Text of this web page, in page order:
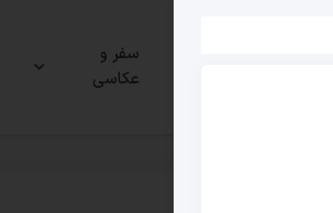
سفر و
عکاسی